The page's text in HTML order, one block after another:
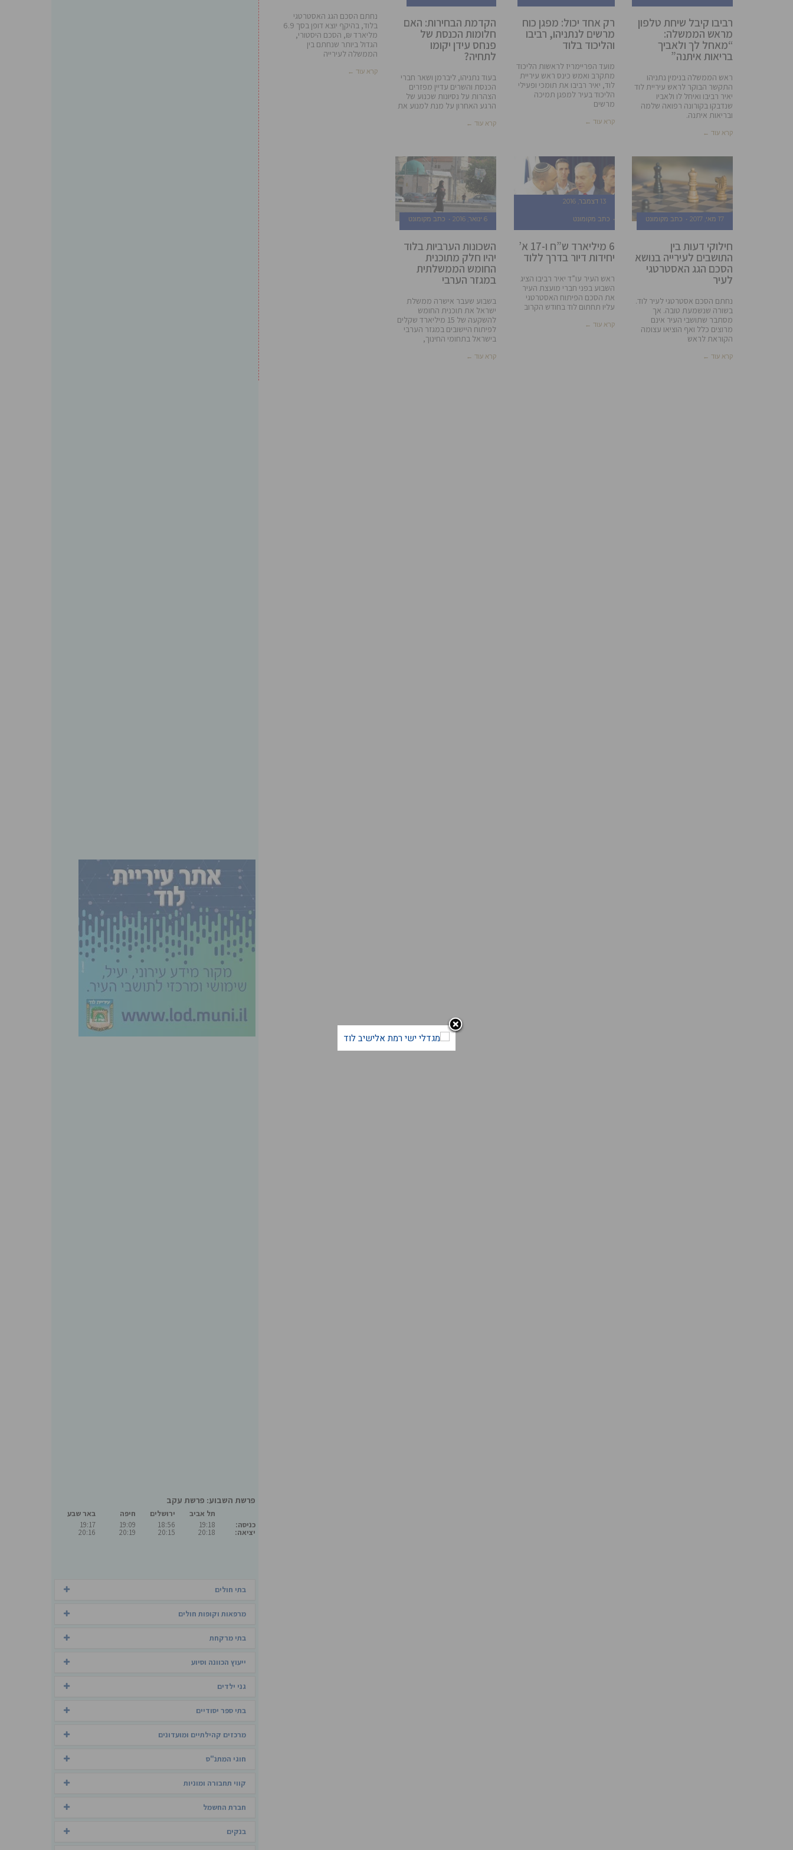
רביבו קיבל שיחת טלפון
מראש הממשלה:
“מאחל לך ולאביך
בריאות איתנה”
ראש הממשלה בנימין נתניהו
התקשר הבוקר לראש עיריית לוד
יאיר רביבו ואיחל לו ולאביו
שנדבקו בקורונה רפואה שלמה
ובריאות איתנה.
קרא עוד ←
רק אחד יכול: מפגן כוח
מרשים לנתניהו, רביבו
והליכוד בלוד
מועד הפריימריז לראשות הליכוד
מתקרב ואמש כינס ראש עיריית
לוד, יאיר רביבו את תומכי ופעילי
הליכוד בעיר למפגן תמיכה
מרשים
קרא עוד ←
הקדמת הבחירות: האם
חלומות הכנסת של
פנחס עידן יקומו
לתחיה?
בעוד נתניהו, ליברמן ושאר חברי
הכנסת והשרים עדיין מפזרים
הצהרות על נסיונות שכנוע של
הרגע האחרון על מנת למנוע את
קרא עוד ←
נחתם הסכם הגג האסטרטגי
בלוד, בהיקף יוצא דופן בסך 6.9
מליארד ₪, הסכם היסטורי,
הגדול ביותר שנחתם בין
הממשלה לעירייה
קרא עוד ←
17 מאי, 2017 כתב מקומונט
חילוקי דעות בין
התושבים לעירייה בנושא
הסכם הגג האסטרטגי
לעיר
נחתם הסכם אסטרטגי לעיר לוד.
בשורה שנשמעת טובה. אך
מסתבר שתושבי העיר אינם
מרוצים כלל ואף הוציאו עצומה
הקוראת לראש
קרא עוד ←
13 דצמבר, 2016
כתב מקומונט
6 מיליארד ש”ח ו-17 א’
יחידות דיור בדרך ללוד
ראש העיר עו”ד יאיר רביבו הציג
השבוע בפני חברי מועצת העיר
את הסכם הפיתוח האסטרטגי
עליו תחתום לוד בחודש הקרוב
קרא עוד ←
6 ינואר, 2016 כתב מקומונט
השכונות הערביות בלוד
יהיו חלק מתוכנית
החומש הממשלתית
במגזר הערבי
בשבוע שעבר אישרה ממשלת
ישראל את תוכנית החומש
להשקעה של 15 מיליארד שקלים
לפיתוח היישובים במגזר הערבי
בישראל בתחומי החינוך,
קרא עוד ←
פרשת השבוע: פרשת עקב
כניסה:
יציאה:
תל אביב
19:18
20:18
ירושלים
18:56
20:15
חיפה
19:09
20:19
באר שבע
19:17
20:16
בתי חולים
מרפאות וקופות חולים
בתי מרקחת
ייעוץ הכוונה וסיוע
גני ילדים
בתי ספר יסודיים
מרכזים קהילתיים ומועדונים
חוגי המתנ"ס
קווי תחבורה ומוניות
חברת החשמל
בנקים